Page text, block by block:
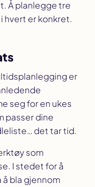
Å planlegge tre
hvert er konkret.
er
seg for en ukes
passer dine
det tar tid.
som
I stedet for å
bla gjennom